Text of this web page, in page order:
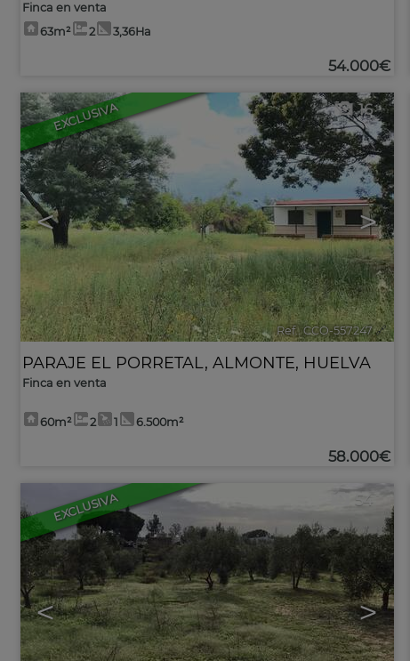
Finca en venta
63m²
2 3,36Ha
54.000€
EXCLUSIVA
< >
16
Ref.. CCO-557247 🔗
PARAJE EL PORRETAL , ALMONTE, HUELVA
Finca en venta
60m² 2 1 6.500m²
58.000€
EXCLUSIVA
< >
54